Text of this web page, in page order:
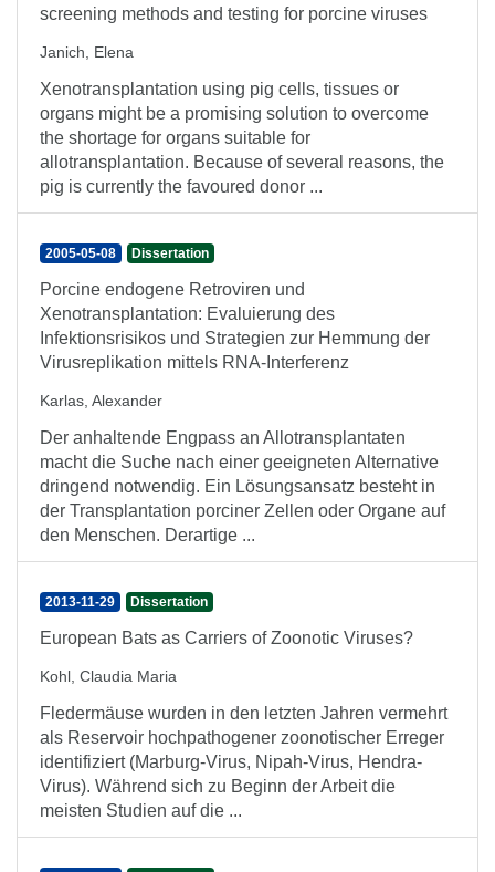
screening methods and testing for porcine viruses
Janich, Elena
Xenotransplantation using pig cells, tissues or
organs might be a promising solution to overcome
the shortage for organs suitable for
allotransplantation. Because of several reasons, the
pig is currently the favoured donor ...
2005-05-08 Dissertation
Porcine endogene Retroviren und
Xenotransplantation: Evaluierung des
Infektionsrisikos und Strategien zur Hemmung der
Virusreplikation mittels RNA-Interferenz
Karlas, Alexander
Der anhaltende Engpass an Allotransplantaten
macht die Suche nach einer geeigneten Alternative
dringend notwendig. Ein Lösungsansatz besteht in
der Transplantation porciner Zellen oder Organe auf
den Menschen. Derartige ...
2013-11-29 Dissertation
European Bats as Carriers of Zoonotic Viruses?
Kohl, Claudia Maria
Fledermäuse wurden in den letzten Jahren vermehrt
als Reservoir hochpathogener zoonotischer Erreger
identifiziert (Marburg-Virus, Nipah-Virus, Hendra-
Virus). Während sich zu Beginn der Arbeit die
meisten Studien auf die ...